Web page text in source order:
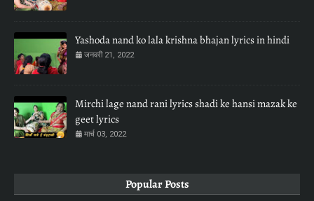
Yashoda nand ko lala krishna bhajan lyrics in hindi
जनवरी 21, 2022
Mirchi lage nand rani lyrics shadi ke hansi mazak ke
geet lyrics
मार्च 03, 2022
Popular Posts